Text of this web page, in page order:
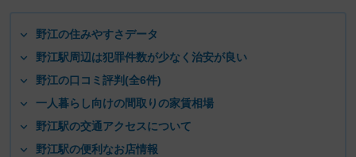
野江の住みやすさデータ
野江駅周辺は犯罪件数が少なく治安が良い
野江の口コミ評判(全6件)
一人暮らし向けの間取りの家賃相場
野江駅の交通アクセスについて
野江駅の便利なお店情報